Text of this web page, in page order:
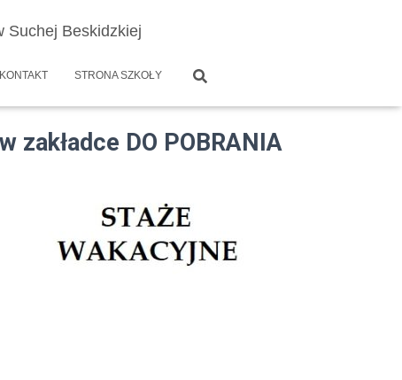
Suchej Beskidzkiej
KONTAKT STRONA SZKOŁY
DO POBRANIA